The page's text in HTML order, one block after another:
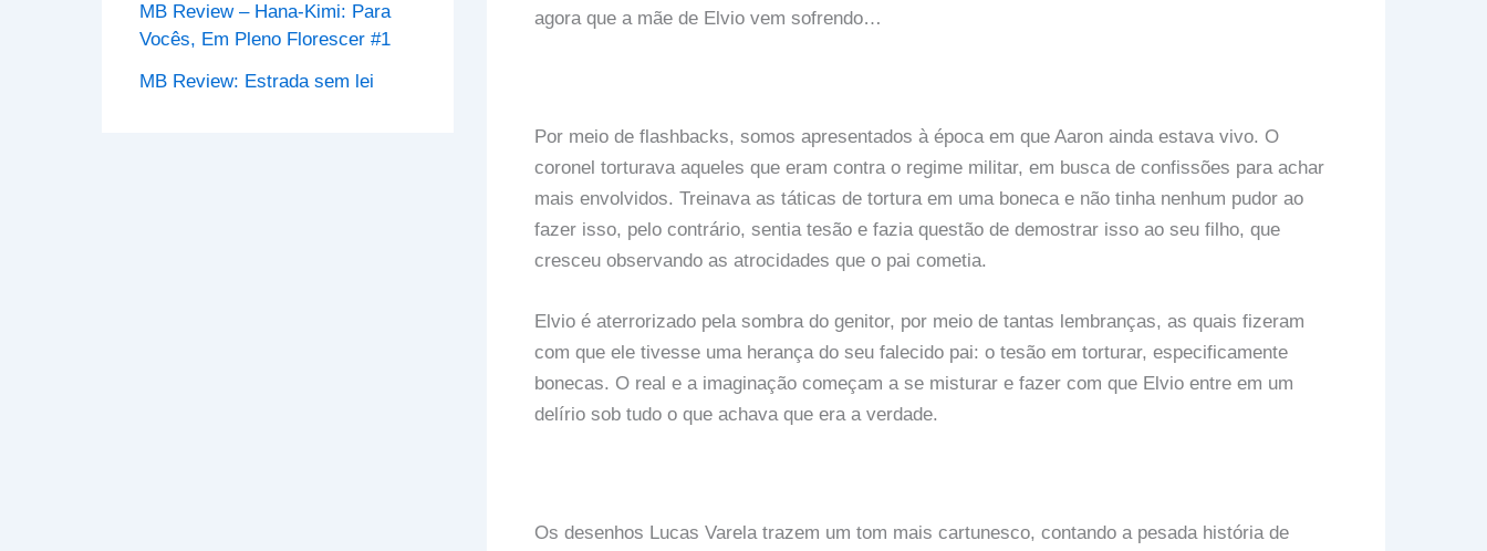
MB Review – Hana-Kimi: Para
Vocês, Em Pleno Florescer #1
MB Review: Estrada sem lei
agora que a mãe de Elvio vem sofrendo…
Por meio de flashbacks, somos apresentados à época em que Aaron ainda estava vivo. O
coronel torturava aqueles que eram contra o regime militar, em busca de confissões para achar
mais envolvidos. Treinava as táticas de tortura em uma boneca e não tinha nenhum pudor ao
fazer isso, pelo contrário, sentia tesão e fazia questão de demostrar isso ao seu filho, que
cresceu observando as atrocidades que o pai cometia.
Elvio é aterrorizado pela sombra do genitor, por meio de tantas lembranças, as quais fizeram
com que ele tivesse uma herança do seu falecido pai: o tesão em torturar, especificamente
bonecas. O real e a imaginação começam a se misturar e fazer com que Elvio entre em um
delírio sob tudo o que achava que era a verdade.
Os desenhos Lucas Varela trazem um tom mais cartunesco, contando a pesada história de